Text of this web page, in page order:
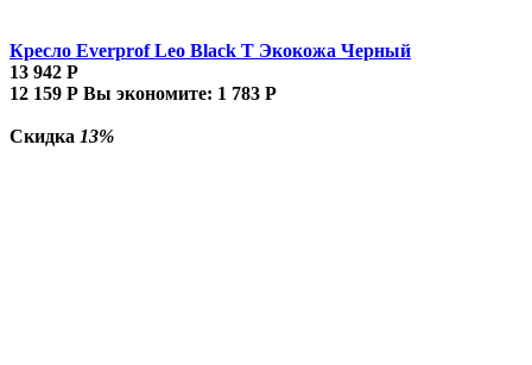
Кресло Everprof Leo Black T Экокожа Черный
13 942 Р
12 159 Р Вы экономите: 1 783 Р
Скидка 13%